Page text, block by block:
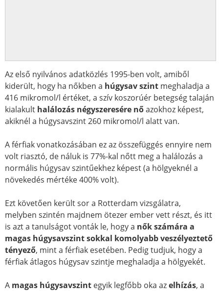
Az első nyilvános adatközlés 1995-ben volt, amiből
kiderült, hogy ha nőkben a húgysav szint meghaladja a
416 mikromol/l értéket, a szív koszorúér betegség talaján
kialakult halálozás négyszeresére nőazokhoz képest,
akiknél a húgysavszint 260 mikromol/l alatt van.
A férfiak vonatkozásában ez az összefüggés ennyire nem
volt riasztó, de náluk is 77%-kal nőtt meg a halálozás a
normális húgysav szintűekhez képest (a hölgyeknél a
növekedés mértéke 400% volt).
Ezt követően került sor a Rotterdam vizsgálatra,
melyben szintén majdnem ötezer ember vett részt, és itt
is azt a tanulságot vonták le, hogy a nők számára a
magas húgysavszint sokkal komolyabb veszélyeztető
tényező, mint a férfiak esetében. Pedig tudjuk, hogy a
férfiak átlagos húgysav szintje meghaladja a hölgyekét.
A magas húgysavszint egyik legfőbb oka azelhízás, a